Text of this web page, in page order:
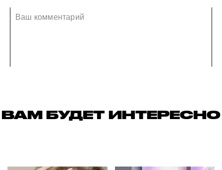
ВАМ БУДЕТ ИНТЕРЕСНО